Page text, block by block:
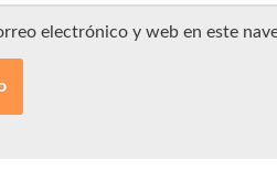
electrónico y web en este